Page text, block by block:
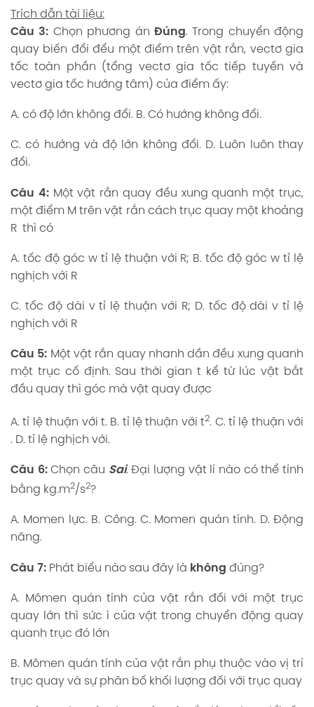
Trích dẫn tài liệu:
Câu 3: Chọn phương án Đúng. Trong chuyển động
quay biến đổi đểu một điểm trên vật rắn, vectơ gia
tốc toàn phần (tổng vectơ gia tốc tiếp tuyến và
vectơ gia tốc hướng tâm) của điểm ấy:
A. có độ lớn không đổi. B. Có hướng không đổi.
C. có hướng và độ lớn không đổi. D. Luôn luôn thay
đổi.
Câu 4:Một vật rắn quay đều xung quanh một trục,
một điểm M trên vật rắn cách trục quay một khoảng
R thì có
A. tốc độ góc w tỉ lệ thuận với R; B. tốc độ góc w tỉ lệ
nghịch với R
C. tốc độ dài v tỉ lệ thuận với R; D. tốc độ dài v tỉ lệ
nghịch với R
Câu 5: Một vật rắn quay nhanh dần đều xung quanh
một trục cố định. Sau thời gian t kể từ lúc vật bắt
đầu quay thì góc mà vật quay được
A. tỉ lệ thuận với t. B. tỉ lệ thuận với t2. C. tỉ lệ thuận với
. D. tỉ lệ nghịch với.
Câu 6:Chọn câu Sai. Đại lượng vật lí nào có thể tính
bằng kg.m2/s2?
A. Momen lực. B. Công. C. Momen quán tính. D. Động
năng.
Câu 7: Phát biểu nào sau đây là không đúng?
A. Mômen quán tính của vật rắn đối với một trục
quay lớn thì sức ì của vật trong chuyển động quay
quanh trục đó lớn
B. Mômen quán tính của vật rắn phụ thuộc vào vị trí
trục quay và sự phân bố khối lượng đối với trục quay